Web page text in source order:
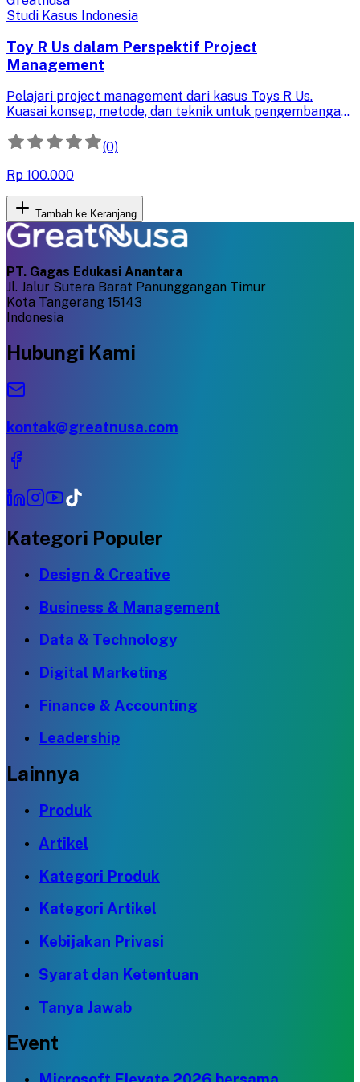
Studi Kasus Indonesia
Toy R Us dalam Perspektif Project
Management
Pelajari project management dari kasus Toys R Us.
Kuasai konsep, metode, dan teknik untuk pengembangan
kesuksesan.
(0)
Rp 100.000
Tambah ke Keranjang
PT. Gagas Edukasi Anantara
Jl. Jalur Sutera Barat Panunggangan Timur
Kota Tangerang 15143
Indonesia
Hubungi Kami
kontak@greatnusa.com
Kategori Populer
Design & Creative
Business & Management
Data & Technology
Digital Marketing
Finance & Accounting
Leadership
Lainnya
Produk
Artikel
Kategori Produk
Kategori Artikel
Kebijakan Privasi
Syarat dan Ketentuan
Tanya Jawab
Event